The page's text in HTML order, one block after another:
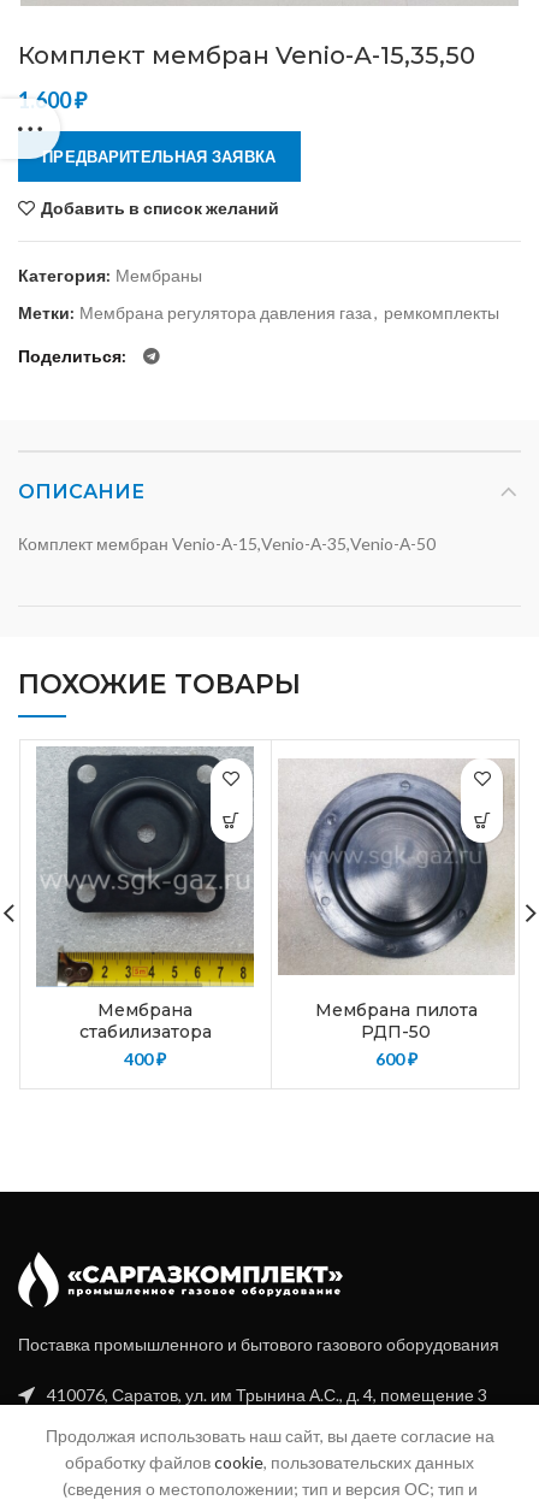
Комплект мембран Venio-А-15,35,50
1.600₽
ПРЕДВАРИТЕЛЬНАЯ ЗАЯВКА
Добавить в список желаний
Категория: Мембраны
Метки: Мембрана регулятора давления газа, ремкомплекты
Поделиться
ОПИСАНИЕ
Комплект мембран Venio-А-15,Venio-А-35,Venio-А-50
ПОХОЖИЕ ТОВАРЫ
Мембрана
стабилизатора
400₽
Мембрана пилота
РДП-50
600₽
Поставка промышленного и бытового газового оборудования
410076, Саратов, ул. им Трынина А.С., д. 4, помещение 3
+7 (8452) 20-99-16
+7 (960) 356-94-70
Продолжая использовать наш сайт, вы даете согласие на
обработку файловcookie, пользовательских данных
(сведения о местоположении; тип и версия ОС; тип и